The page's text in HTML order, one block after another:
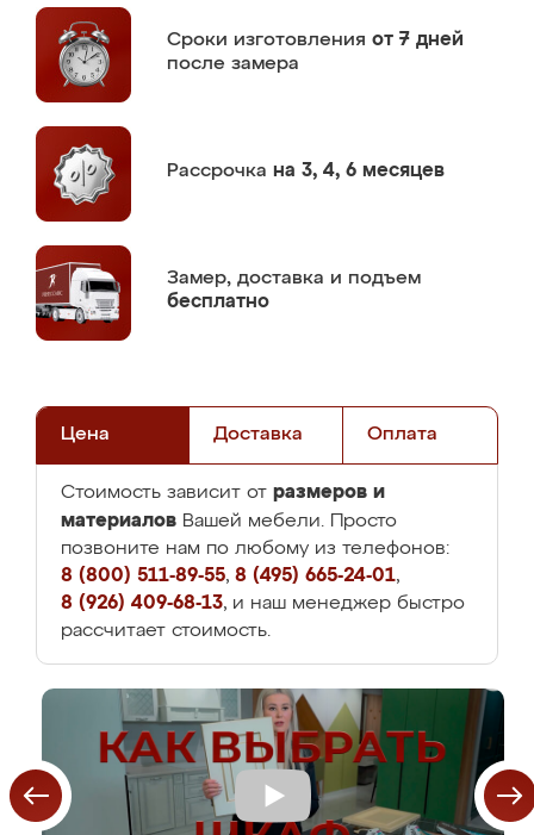
Сроки изготовления от 7 дней
после замера
Рассрочка на 3, 4, 6 месяцев
Замер, доставка и подъем
бесплатно
Цена Доставка Оплата
Стоимость зависит от размеров и
материалов Вашей мебели. Просто
позвоните нам по любому из телефонов:
8 (800) 511-89-55, 8 (495) 665-24-01,
8 (926) 409-68-13, и наш менеджер быстро
рассчитает стоимость.